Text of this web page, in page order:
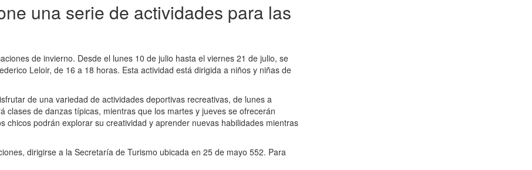
una serie de actividades para las
de invierno. Desde el lunes 10 de julio hasta el viernes 21 de julio, se
Leloir, de 16 a 18 horas. Esta actividad está dirigida a niños y niñas de
de una variedad de actividades deportivas recreativas, de lunes a
clases de danzas típicas, mientras que los martes y jueves se ofrecerán
chicos podrán explorar su creatividad y aprender nuevas habilidades mientras
dirigirse a la Secretaría de Turismo ubicada en 25 de mayo 552. Para